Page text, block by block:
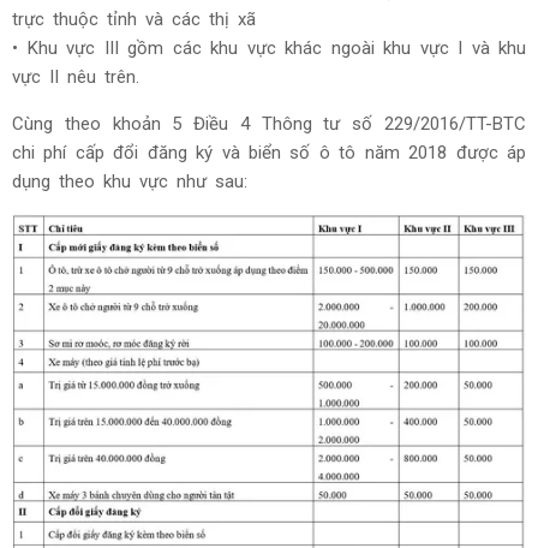
trực thuộc tỉnh và các thị xã
• Khu vực III gồm các khu vực khác ngoài khu vực I và khu
vực II nêu trên.
Cùng theo khoản 5 Điều 4 Thông tư số 229/2016/TT-BTC
chi phí cấp đổi đăng ký và biển số ô tô năm 2018 được áp
dụng theo khu vực như sau: